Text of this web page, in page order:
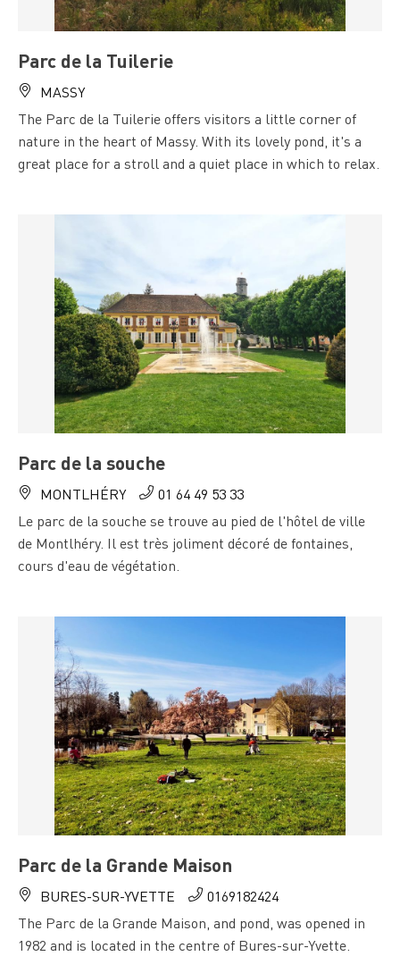
Parc de la Tuilerie
MASSY
The Parc de la Tuilerie offers visitors a little corner of
nature in the heart of Massy. With its lovely pond, it's a
great place for a stroll and a quiet place in which to relax.
Parc de la souche
MONTLHÉRY
01 64 49 53 33
Le parc de la souche se trouve au pied de l'hôtel de ville
de Montlhéry. Il est très joliment décoré de fontaines,
cours d'eau de végétation.
Parc de la Grande Maison
BURES-SUR-YVETTE
0169182424
The Parc de la Grande Maison, and pond, was opened in
1982 and is located in the centre of Bures-sur-Yvette.